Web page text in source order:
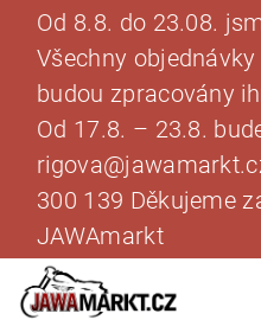
Od 8.8. do 23.08.
Všechny
budou zpracovány
Od 17.8. – 23.8.
300 139 Děkujeme
JAWAmarkt